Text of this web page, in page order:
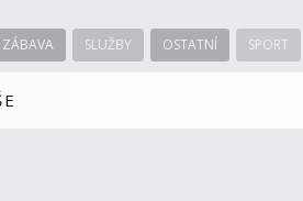
ZÁBAVA SLUŽBY OSTATNÍ SPORT